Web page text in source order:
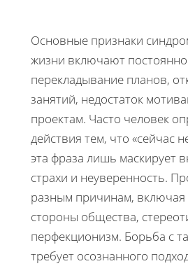
Основные признаки
жизни включают
перекладывание планов,
занятий, недостаток
проектам. Часто человек
действия тем, что «сейчас
эта фраза лишь маскирует
страхи и неуверенность.
разным причинам, включая
стороны общества,
перфекционизм. Борьба с
требует осознанного